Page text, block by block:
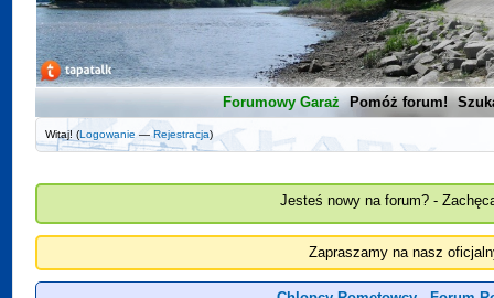
Forumowy Garaż Pomóż forum!
Witaj! (Logowanie —Rejestracja)
Jesteś nowy na forum? -
Zapraszamy na nasz